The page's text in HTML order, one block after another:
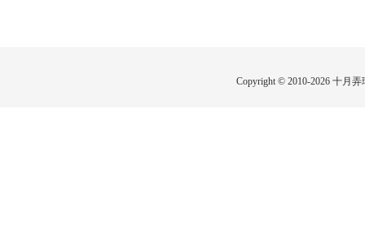
Copyright © 2010-2026 十月